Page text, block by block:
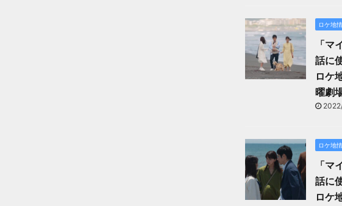
ロケ地
「マ
話に
ロケ
曜劇場
ロケ地
「マ
話に
ロケ